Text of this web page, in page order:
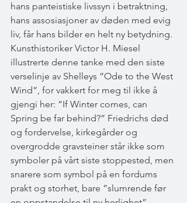
hans panteistiske livssyn i betraktning,
hans assosiasjoner av døden med evig
liv, får hans bilder en helt ny betydning.
Kunsthistoriker Victor H. Miesel
illustrerte denne tanke med den siste
verselinje av Shelleys ”Ode to the West
Wind”, for vakkert for meg til ikke å
gjengi her: ”If Winter comes, can
Spring be far behind?” Friedrichs død
og fordervelse, kirkegårder og
overgrodde gravsteiner står ikke som
symboler på vårt siste stoppested, men
snarere som symbol på en fordums
prakt og storhet, bare ”slumrende før